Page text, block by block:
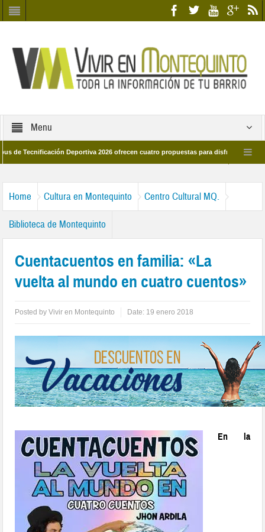
Menu
Deportiva 2026 ofrecen cuatro propuestas para disfrutar del deporte
Home Cultura en Montequinto Centro Cultural MQ.
Biblioteca de Montequinto
Cuentacuentos en familia: «La
vuelta al mundo en cuatro cuentos»
Posted byVivir en Montequinto Date: 19 enero 2018
En la